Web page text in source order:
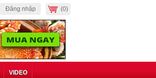
Đăng nhập (0)
VIDEO